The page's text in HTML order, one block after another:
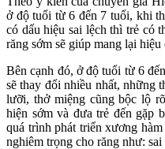
ở độ tuổi từ 6 đến 7 tuổi, khi
có dấu hiệu sai lệch thì trẻ có
răng sớm sẽ giúp mang lại hiệu
Bên cạnh đó, ở độ tuổi từ 6
sẽ thay đổi nhiều nhất, những
lưỡi, thở miệng cũng bộc lộ
hiện sớm và đưa trẻ đến gặp
quá trình phát triển xương
nghiêm trọng cho răng như: